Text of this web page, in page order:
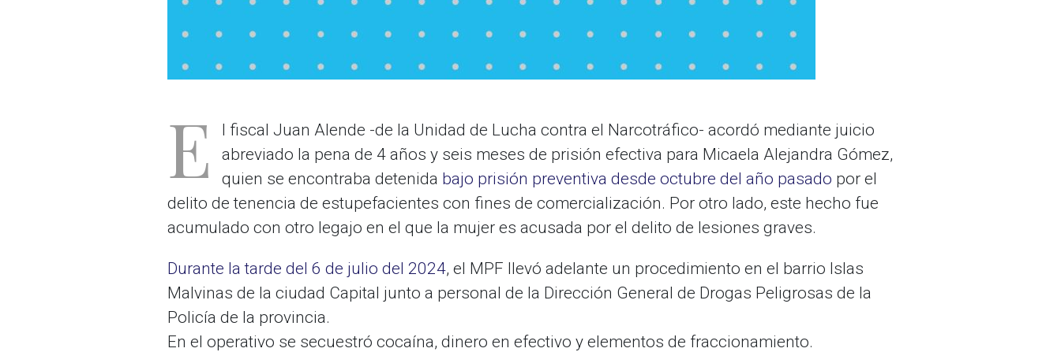
E
l fiscal Juan Alende -de la Unidad de Lucha contra el Narcotráfico- acordó mediante juicio
abreviado la pena de 4 años y seis meses de prisión efectiva para Micaela Alejandra Gómez,
quien se encontraba detenida bajo prisión preventiva desde octubre del año pasado por el
delito de tenencia de estupefacientes con fines de comercialización. Por otro lado, este hecho fue
acumulado con otro legajo en el que la mujer es acusada por el delito de lesiones graves.
Durante la tarde del 6 de julio del 2024, el MPF llevó adelante un procedimiento en el barrio Islas
Malvinas de la ciudad Capital junto a personal de la Dirección General de Drogas Peligrosas de la
Policía de la provincia.
En el operativo se secuestró cocaína, dinero en efectivo y elementos de fraccionamiento.